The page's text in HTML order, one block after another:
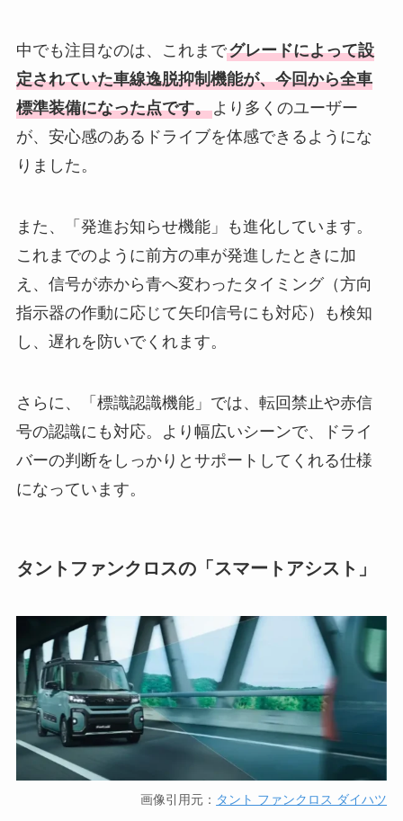
中でも注目なのは、これまでグレードによって設
定されていた車線逸脱抑制機能が、今回から全車
標準装備になった点です。より多くのユーザー
が、安心感のあるドライブを体感できるようにな
りました。
また、「発進お知らせ機能」も進化しています。
これまでのように前方の車が発進したときに加
え、信号が赤から青へ変わったタイミング（方向
指示器の作動に応じて矢印信号にも対応）も検知
し、遅れを防いでくれます。
さらに、「標識認識機能」では、転回禁止や赤信
号の認識にも対応。より幅広いシーンで、ドライ
バーの判断をしっかりとサポートしてくれる仕様
になっています。
タントファンクロスの「スマートアシスト」
画像引用元： タント ファンクロス ダイハツ